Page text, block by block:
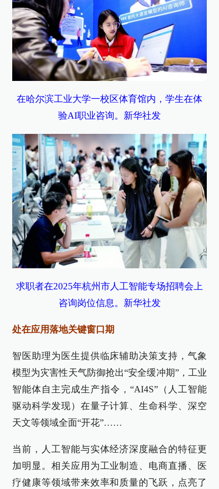
在哈尔滨工业大学一校区体育馆内，学生在体
验AI职业咨询。新华社发
求职者在2025年杭州市人工智能专场招聘会上
咨询岗位信息。新华社发
处在应用落地关键窗口期
智医助理为医生提供临床辅助决策支持，气象
模型为灾害性天气防御抢出“安全缓冲期”，工业
智能体自主完成生产指令，“AI4S”（人工智能
驱动科学发现）在量子计算、生命科学、深空
天文等领域全面“开花”……
当前，人工智能与实体经济深度融合的特征更
加明显。相关应用为工业制造、电商直播、医
疗健康等领域带来效率和质量的飞跃，点亮了